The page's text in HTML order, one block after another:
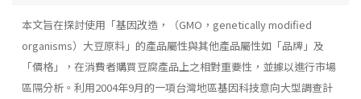
本文旨在探討使用「基因改造，（GMO，genetically modified
organisms）大豆原料」的產品屬性與其他產品屬性如「品牌」及
「價格」，在消費者購買豆腐產品上之相對重要性，並據以進行市場
區隔分析。利用2004年9月的一項台灣地區基因科技意向大型調查計